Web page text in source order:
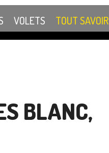
VOLETS TOUT SAVOIR
BLANC,